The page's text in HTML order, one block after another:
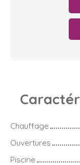
Chauffage
Ouvertures
Piscine